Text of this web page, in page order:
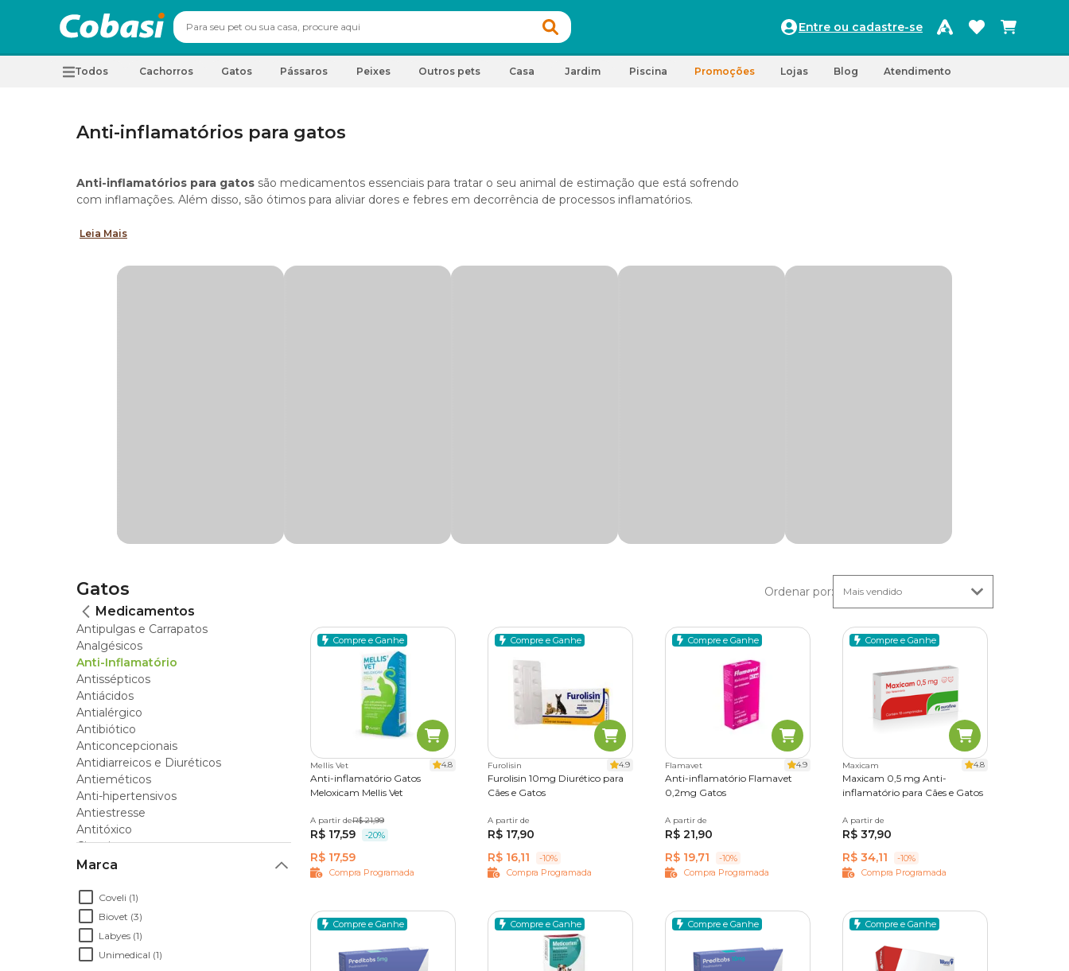
Entre ou cadastre-se
Todos Cachorros Gatos Pássaros Peixes Outros pets Casa Jardim Piscina Promoções Lojas Blog Atendimento
Anti-inflamatórios para gatos
Anti-inflamatórios para gatos são medicamentos essenciais para tratar o seu animal de estimação que está sofrendo
com inflamações. Além disso, são ótimos para aliviar dores e febres em decorrência de processos inflamatórios.
Qual é o melhor anti-inflamatório para gatos?
analgésica e antitérmica.
Anti-inflamatórios felinos à base de dexametasona
A dexametasona é corticoide com ação anti-inflamatória e antialérgica. Os
ótimos para tratamento de infecções e feridas na pele do seu pet e doenças autoimunes como, por exemplo, anemia e
lúpus.
Mas lembre-se: evite a automedicação, consulte um médico-veterinário antes de iniciar qualquer tratamento.
Anti-inflamatórios para gatos com o melhor preço é na Cobasi
Se você busca anti-inflamatórios para gatos com o melhor preço
, o pet shop online da Cobasi é o lugar certo! Aqui
você encontra
itens de higieneem condições que cabem no seu bolso para manter a saúde do felino
em dia. Aproveite a
Leia Mais
Gatos
Medicamentos
Antipulgas e Carrapatos
Analgésicos
Anti-Inflamatório
Antissépticos
Antiácidos
Antialérgico
Antibiótico
Anticoncepcionais
Antidiarreicos e Diuréticos
Antieméticos
Anti-hipertensivos
Antiestresse
Antitóxico
Cicatrizantes
Expectorante
Dermatite
Homeopáticos
Otológicos
Tratamento para os Olhos
Probióticos
Marca
Coveli (1)
Biovet (3)
Labyes (1)
Unimedical (1)
Ordenar por:
Compre e Ganhe
Mellis Vet 4.8
Anti-inflamatório Gatos
Meloxicam Mellis Vet
10 comprimidos
A partir deR$ 21,99
R$ 17,59 -20%
R$ 17,59
Compra Programada
Compre e Ganhe
Furolisin 4.9
Furolisin 10mg Diurético para
Cães e Gatos
10 comprimidos
A partir de
R$ 17,90
R$ 16,11
-10%
Compra Programada
Compre e Ganhe
Flamavet 4.9
Anti-inflamatório Flamavet
0,2mg Gatos
10 comprimidos
A partir de
R$ 21,90
R$ 19,71
-10%
Compra Programada
Compre e Ganhe
Maxicam 4.8
Maxicam 0,5 mg Anti-
inflamatório para Cães e Gatos
10 comprimidos
A partir de
R$ 37,90
R$ 34,11
-10%
Compra Programada
Compre e Ganhe Compre e Ganhe Compre e Ganhe Compre e Ganhe